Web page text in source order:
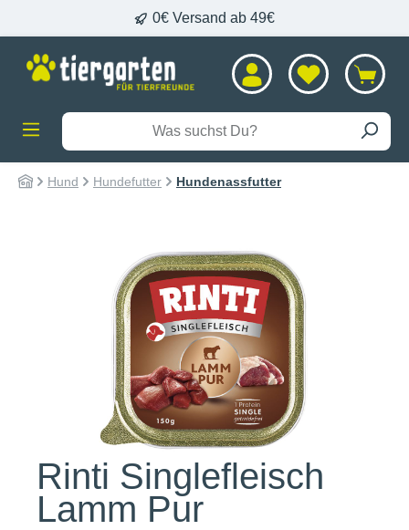
0€ Versand ab 49€
Hund Hundefutter Hundenassfutter
Bildergalerie überspringen
Rinti Singlefleisch
Lamm Pur